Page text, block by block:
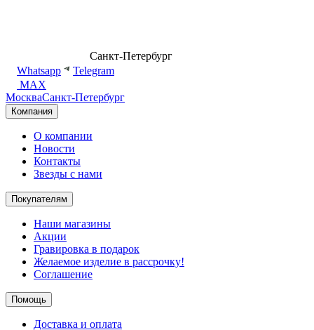
Санкт-Петербург
Whatsapp
Telegram
MAX
МоскваСанкт-Петербург
Компания
О компании
Новости
Контакты
Звезды с нами
Покупателям
Наши магазины
Акции
Гравировка в подарок
Желаемое изделие в рассрочку!
Соглашение
Помощь
Доставка и оплата